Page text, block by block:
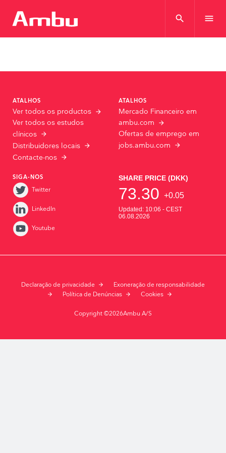
search menu
ATALHOS
Ver todos os productos
Ver todos os estudos
clínicos
Distribuidores locais
Contacte-nos
ATALHOS
Mercado Financeiro em
ambu.com
Ofertas de emprego em
jobs.ambu.com
SIGA-NOS
Twitter
LinkedIn
Youtube
Declaração de privacidade
Exoneração de responsabilidade
Política de Denúncias
Cookies
Copyright ©2026Ambu A/S